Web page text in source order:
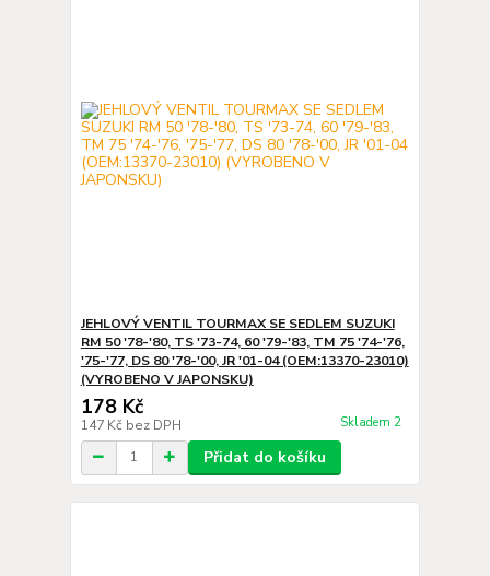
JEHLOVÝ VENTIL TOURMAX SE SEDLEM SUZUKI
RM 50 '78-'80, TS '73-74, 60 '79-'83, TM 75 '74-'76,
'75-'77, DS 80 '78-'00, JR '01-04 (OEM:13370-23010)
(VYROBENO V JAPONSKU)
178 Kč
147 Kč bez DPH Skladem 2
Přidat do košíku